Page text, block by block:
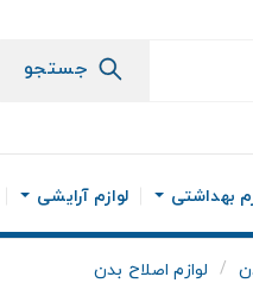
جستجو
بهداشتی لوازم آرایشی
لوازم اصلاح بدن